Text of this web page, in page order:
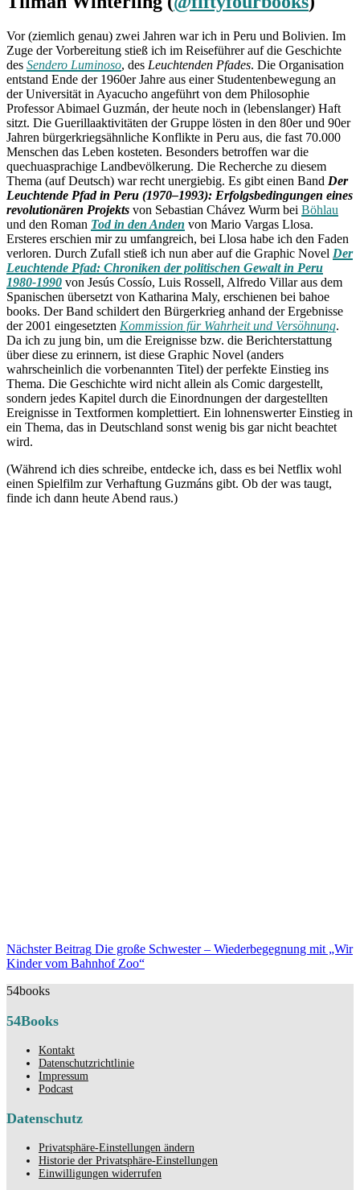
Vor (ziemlich genau) zwei Jahren war ich in Peru und Bolivien. Im
Zuge der Vorbereitung stieß ich im Reiseführer auf die Geschichte
des Sendero Luminoso, des Leuchtenden Pfades. Die Organisation
entstand Ende der 1960er Jahre aus einer Studentenbewegung an
der Universität in Ayacucho angeführt von dem Philosophie
ProfessorAbimael Guzmán, der heute noch in (lebenslanger) Haft
sitzt. Die Guerillaaktivitäten der Gruppe lösten in den 80er und 90er
Jahren bürgerkriegsähnliche Konflikte in Peru aus, die fast 70.000
Menschen das Leben kosteten. Besonders betroffen war die
quechuasprachige Landbevölkerung. Die Recherche zu diesem
Thema (auf Deutsch) war recht unergiebig. Es gibt einen Band Der
Leuchtende Pfad in Peru (1970–1993): Erfolgsbedingungen eines
revolutionären Projekts von Sebastian Chávez Wurm bei Böhlau
und den Roman Tod in den Anden von Mario Vargas Llosa.
Ersteres erschien mir zu umfangreich, bei Llosa habe ich den Faden
verloren. Durch Zufall stieß ich nun aber auf die Graphic Novel Der
Leuchtende Pfad: Chroniken der politischen Gewalt in Peru
1980-1990 von Jesús Cossío, Luis Rossell, Alfredo Villar aus dem
Spanischen übersetzt von Katharina Maly, erschienen bei bahoe
books. Der Band schildert den Bürgerkrieg anhand der Ergebnisse
der 2001 eingesetzten Kommission für Wahrheit und Versöhnung.
Da ich zu jung bin, um die Ereignisse bzw. die Berichterstattung
über diese zu erinnern, ist diese Graphic Novel (anders
wahrscheinlich die vorbenannten Titel) der perfekte Einstieg ins
Thema. Die Geschichte wird nicht allein als Comic dargestellt,
sondern jedes Kapitel durch die Einordnungen der dargestellten
Ereignisse in Textformen komplettiert. Ein lohnenswerter Einstieg in
ein Thema, das in Deutschland sonst wenig bis gar nicht beachtet
wird.
(Während ich dies schreibe, entdecke ich, dass es bei Netflix wohl
einen Spielfilm zur Verhaftung Guzmáns gibt. Ob der was taugt,
finde ich dann heute Abend raus.)
Beitragsnavigation
Nächster Beitrag Die große Schwester – Wiederbegegnung mit „Wir
Kinder vom Bahnhof Zoo“Nächster
54books
54Books
Kontakt
Datenschutzrichtlinie
Impressum
Podcast
Datenschutz
Privatsphäre-Einstellungen ändern
Historie der Privatsphäre-Einstellungen
Einwilligungen widerrufen